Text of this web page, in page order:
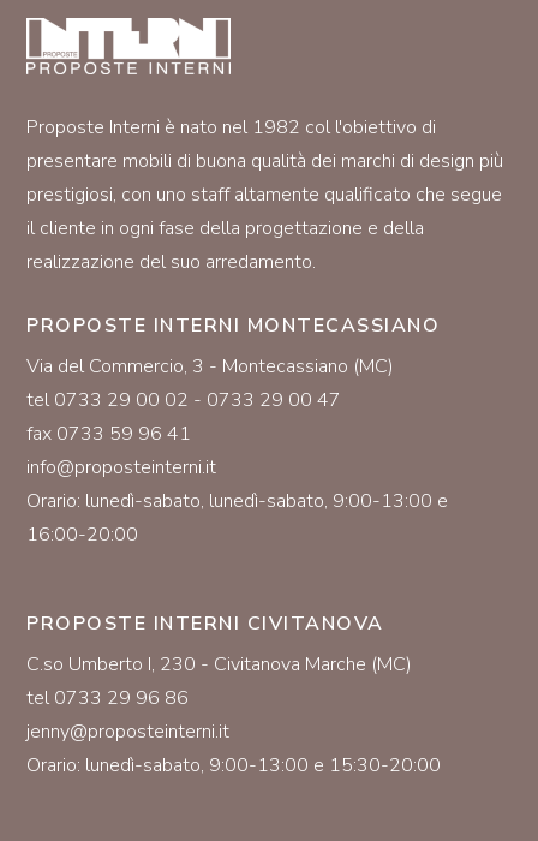
Proposte Interni è nato nel 1982 col l'obiettivo di
presentare mobili di buona qualità dei marchi di design più
prestigiosi, con uno staff altamente qualificato che segue
il cliente in ogni fase della progettazione e della
realizzazione del suo arredamento.
PROPOSTE INTERNI MONTECASSIANO
Via del Commercio, 3 - Montecassiano (MC)
tel 0733 29 00 02 - 0733 29 00 47
fax 0733 59 96 41
info@proposteinterni.it
Orario: lunedì-sabato, lunedì-sabato, 9:00-13:00 e
16:00-20:00
PROPOSTE INTERNI CIVITANOVA
C.so Umberto I, 230 - Civitanova Marche (MC)
tel 0733 29 96 86
jenny@proposteinterni.it
Orario: lunedì-sabato, 9:00-13:00 e 15:30-20:00